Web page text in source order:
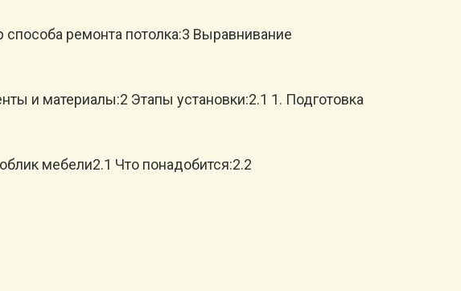
ремонта потолка:3 Выравнивание
и материалы:2 Этапы установки:2.1 1. Подготовка
мебели2.1 Что понадобится:2.2